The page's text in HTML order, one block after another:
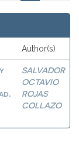
Author(s)
SALVADOR
OCTAVIO
ROJAS
COLLAZO